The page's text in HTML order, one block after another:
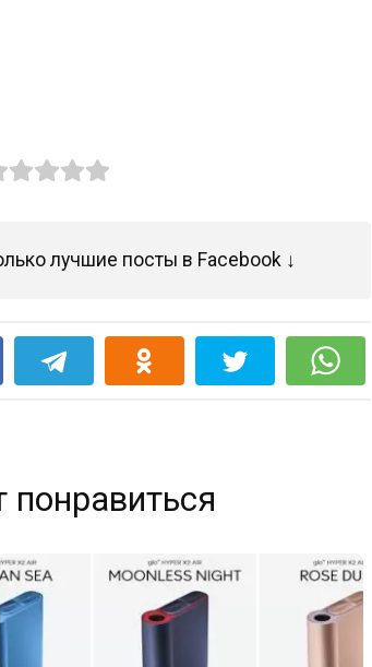
лучшие посты в Facebook ↓